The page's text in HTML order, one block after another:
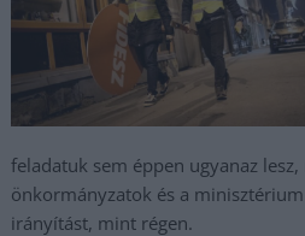
feladatuk sem éppen ugyanaz
önkormányzatok és a
irányítást, mint régen.